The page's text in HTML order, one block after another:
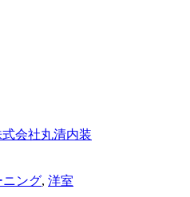
式会社丸清内装
ニング, 洋室